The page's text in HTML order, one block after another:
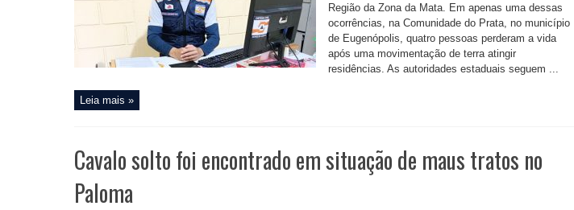
Região da Zona da Mata. Em apenas uma dessas
ocorrências, na Comunidade do Prata, no município
de Eugenópolis, quatro pessoas perderam a vida
após uma movimentação de terra atingir
residências. As autoridades estaduais seguem ...
Leia mais »
Cavalo solto foi encontrado em situação de maus tratos no
Paloma